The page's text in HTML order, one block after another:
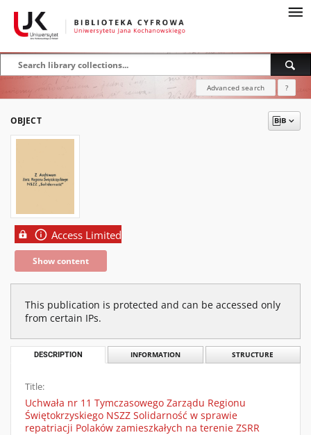
Advanced search ?
OBJECT
Access Limited
Show content
This publication is protected and can be accessed only
from certain IPs.
DESCRIPTION INFORMATION STRUCTURE
Title:
Uchwała nr 11 Tymczasowego Zarządu Regionu
Świętokrzyskiego NSZZ Solidarność w sprawie
repatriacji Polaków zamieszkałych na terenie ZSRR